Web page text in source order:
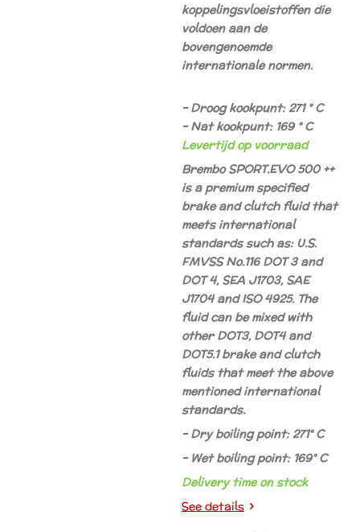
koppelingsvloeistoffen die
voldoen aan de
bovengenoemde
internationale normen.
- Droog kookpunt: 271 ° C
- Nat kookpunt: 169 ° C
Levertijd op voorraad
Brembo SPORT.EVO 500 ++
is a premium specified
brake and clutch fluid that
meets international
standards such as: U.S.
FMVSS No.116 DOT 3 and
DOT 4, SEA J1703, SAE
J1704 and ISO 4925. The
fluid can be mixed with
other DOT3, DOT4 and
DOT5.1 brake and clutch
fluids that meet the above
mentioned international
standards.
- Dry boiling point: 271° C
- Wet boiling point: 169° C
Delivery time on stock
See details